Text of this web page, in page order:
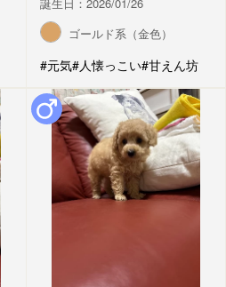
ゴールド系（金色）
#元気#人懐っこい#甘えん坊